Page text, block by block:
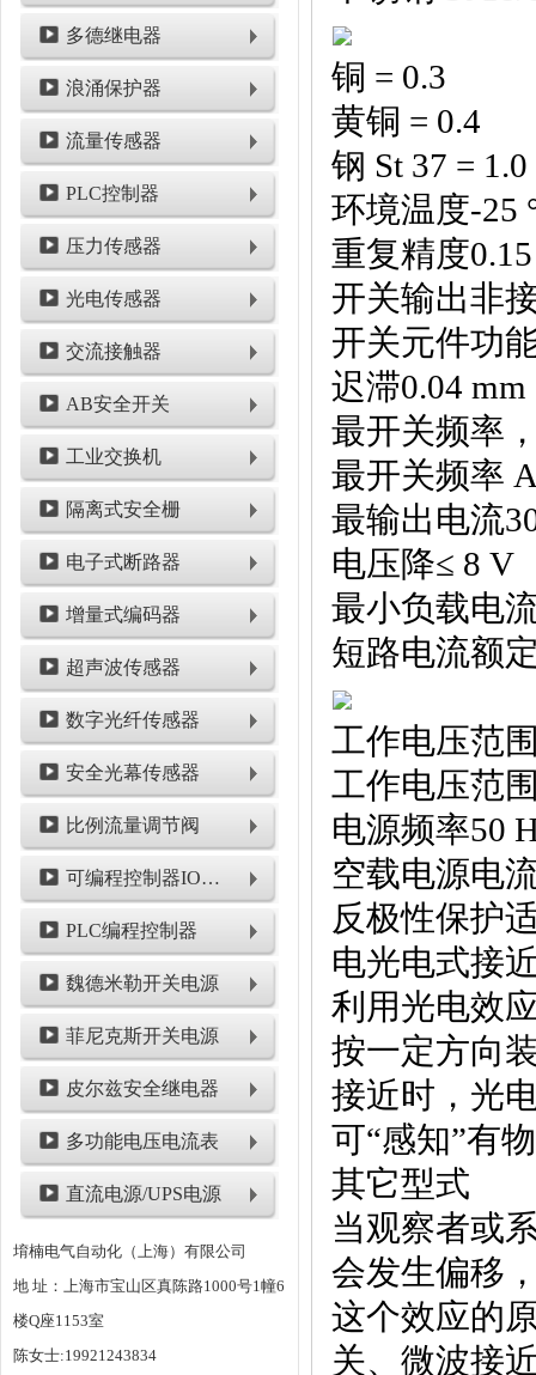
多德继电器
浪涌保护器
流量传感器
PLC控制器
压力传感器
光电传感器
交流接触器
AB安全开关
工业交换机
隔离式安全栅
电子式断路器
增量式编码器
超声波传感器
数字光纤传感器
安全光幕传感器
比例流量调节阀
可编程控制器IO模块
PLC编程控制器
魏德米勒开关电源
菲尼克斯开关电源
皮尔兹安全继电器
多功能电压电流表
直流电源/UPS电源
堉楠电气自动化（上海）有限公司
地 址：上海市宝山区真陈路1000号1幢6
楼Q座1153室
陈女士:19921243834
铜 = 0.3
黄铜 = 0.4
钢 St 37 = 1.0
环境温度-25
重复精度
开关输出非
开关元件功
迟滞0.04 mm
最开关频率
最开关频率
最输出电流
电压降≤ 8 V
最小负载电
短路电流额
工作电压范
工作电压范
电源频率50
空载电源电
反极性保护
电光电式接
利用光电效
按一定方向
接近时，光
可“感知”有
其它型式
当观察者或
会发生偏移
这个效应的
关、微波接